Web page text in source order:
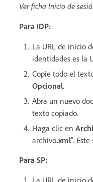
Ver ficha Inicio de
Para IDP:
La URL de inicio
identidades es la
Copie todo el
Opcional.
Abra un nuevo
texto copiado.
Haga clic en
archivo.xml".
Para SP: